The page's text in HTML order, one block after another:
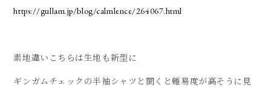
https://gullam.jp/blog/calmlence/264067.html
素地違いこちらは生地も新型に
ギンガムチェックの半袖シャツと聞くと難易度が高そうに見